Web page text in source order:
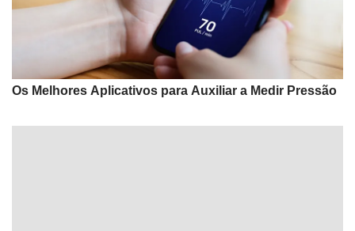
Os Melhores Aplicativos para Auxiliar a Medir Pressão